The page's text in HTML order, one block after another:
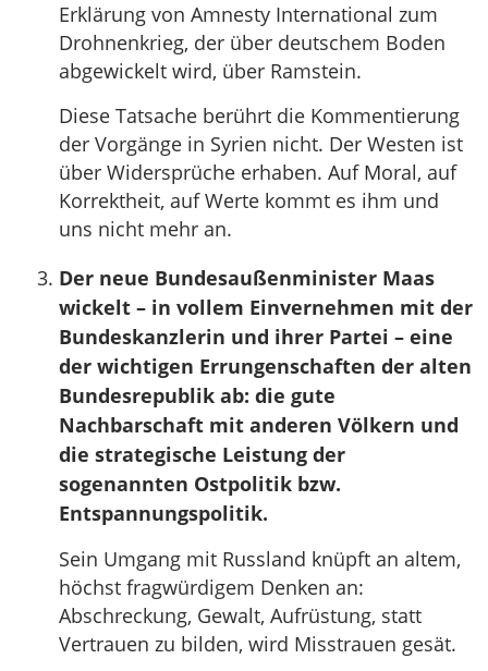
Erklärung von Amnesty International zum
Drohnenkrieg, der über deutschem Boden
abgewickelt wird, über Ramstein.
Diese Tatsache berührt die Kommentierung
der Vorgänge in Syrien nicht. Der Westen ist
über Widersprüche erhaben. Auf Moral, auf
Korrektheit, auf Werte kommt es ihm und
uns nicht mehr an.
Der neue Bundesaußenminister Maas
wickelt – in vollem Einvernehmen mit der
Bundeskanzlerin und ihrer Partei – eine
der wichtigen Errungenschaften der alten
Bundesrepublik ab: die gute
Nachbarschaft mit anderen Völkern und
die strategische Leistung der
sogenannten Ostpolitik bzw.
Entspannungspolitik.
Sein Umgang mit Russland knüpft an altem,
höchst fragwürdigem Denken an:
Abschreckung, Gewalt, Aufrüstung, statt
Vertrauen zu bilden, wird Misstrauen gesät.